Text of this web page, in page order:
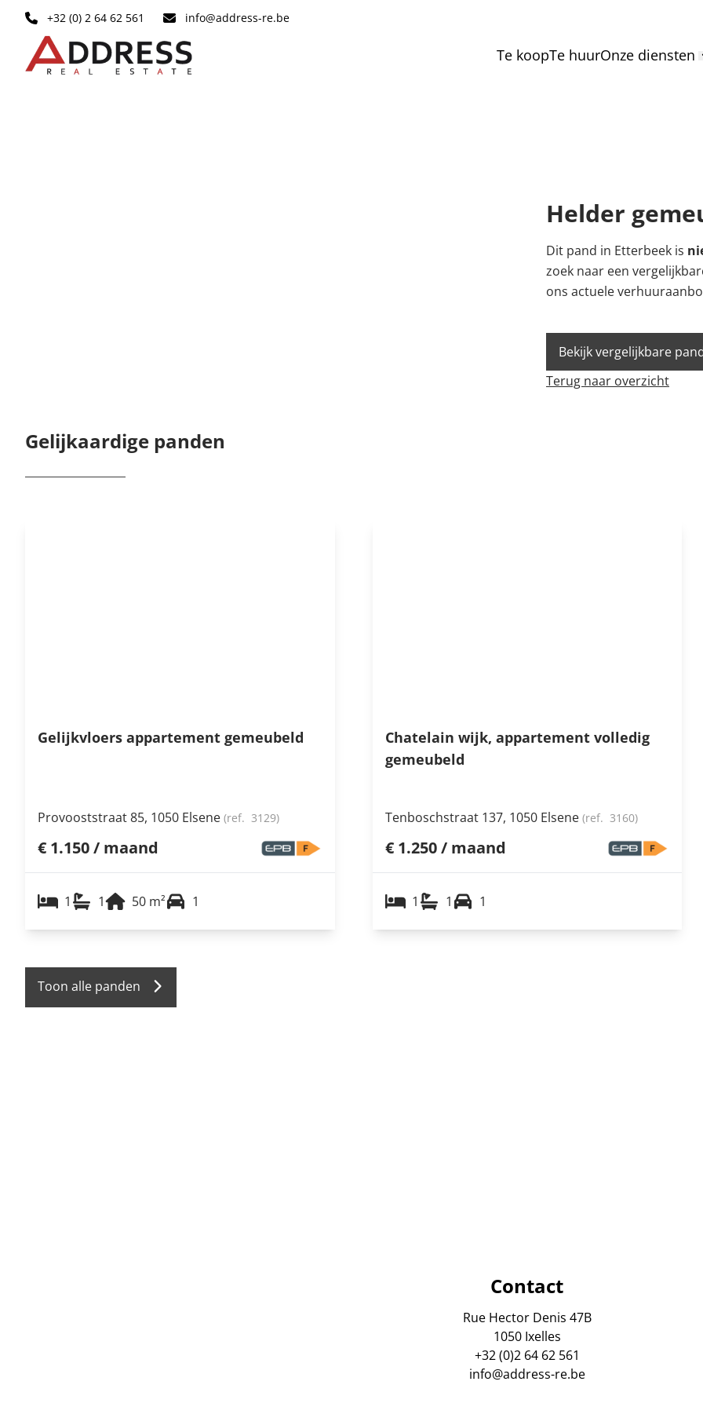
Ga naar hoofdinhoud
+32 (0) 2 64 62 561 info@address-re.be
Te koopTe huurOnze diensten
Helder
Dit pand in Etterbeek is
zoek naar een
ons actuele
Bekijk vergelijkbare
Terug naar overzicht
Gelijkaardige panden
Gelijkvloers appartement gemeubeld
Provooststraat 85, 1050 Elsene (ref. 3129)
€ 1.150 / maand
1 1 50 m² 1
Chatelain wijk, appartement volledig
gemeubeld
Tenboschstraat 137, 1050 Elsene (ref. 3160)
€ 1.250 / maand
1 1 1
Toon alle panden
Contact
Rue Hector Denis 47B
1050 Ixelles
+32 (0)2 64 62 561
info@address-re.be